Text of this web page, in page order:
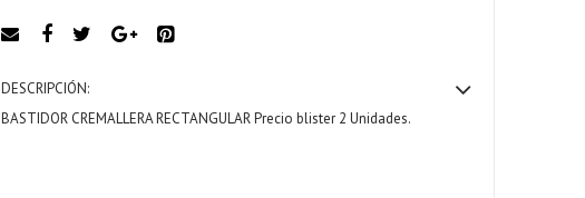
DESCRIPCIÓN:
BASTIDOR CREMALLERA RECTANGULARPrecio blister 2 Unidades.